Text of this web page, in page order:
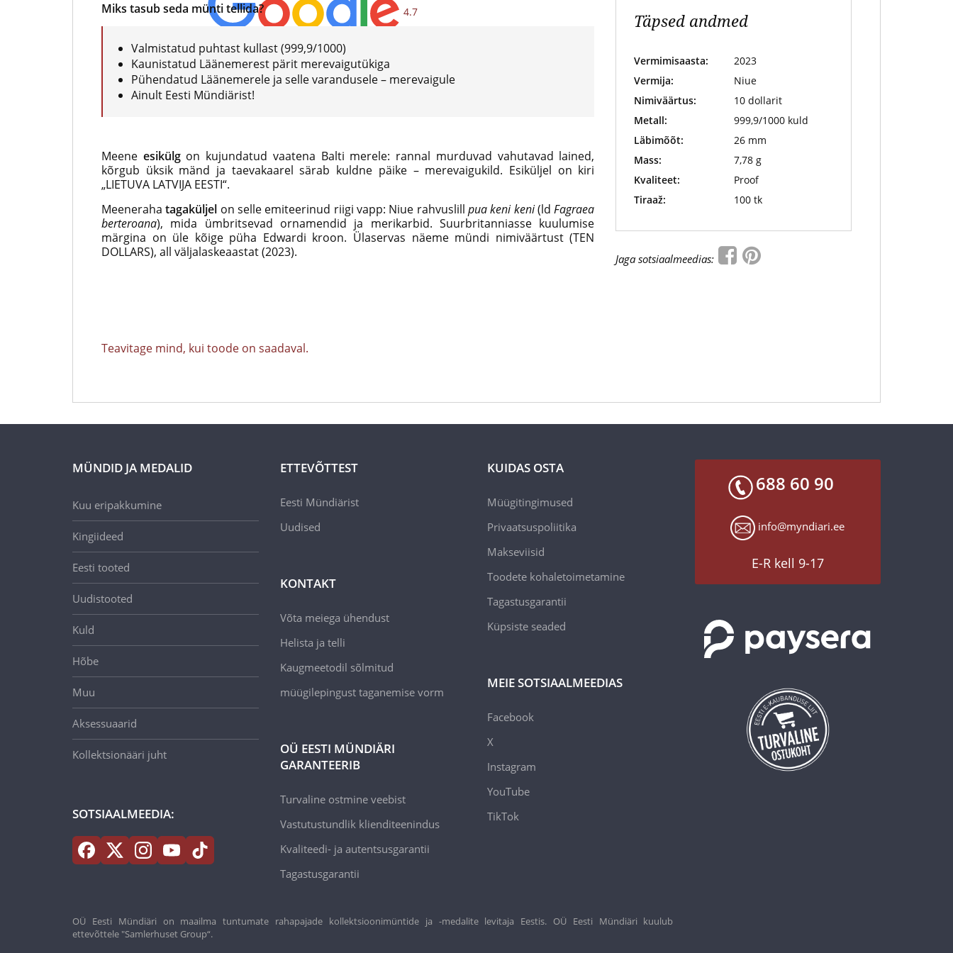
4.7
/ 5
Miks tasub seda münti tellida?
Valmistatud puhtast kullast (999,9/1000)
Kaunistatud Läänemerest pärit merevaigutükiga
Pühendatud Läänemerele ja selle varandusele – merevaigule
Ainult Eesti Mündiärist!
Meene esikülgon kujundatud vaatena Balti merele: rannal murduvad vahutavad lained,
kõrgub üksik mänd ja taevakaarel särab kuldne päike – merevaigukild. Esiküljel on kiri
„LIETUVA LATVIJA EESTI“.
Meenerahatagaküljel on selle emiteerinud riigi vapp: Niue rahvuslillpua keni keni(ldFagraea
berteroana), mida ümbritsevad ornamendid ja merikarbid. Suurbritanniasse kuulumise
märgina on üle kõige püha Edwardi kroon. Ülaservas näeme mündi nimiväärtust (TEN
DOLLARS), all väljalaskeaastat (2023).
Teavitage mind, kui toode on saadaval.
Täpsed andmed
Vermimisaasta:
2023
Vermija:
Niue
Nimiväärtus:
10 dollarit
Metall:
999,9/1000 kuld
Läbimõõt:
26 mm
Mass:
7,78 g
Kvaliteet:
Proof
Tiraaž:
100 tk
Jaga sotsiaalmeedias:
MÜNDID JA MEDALID
Kuu eripakkumine
Kingiideed
Eesti tooted
Uudistooted
Kuld
Hõbe
Muu
Aksessuaarid
Kollektsionääri juht
SOTSIAALMEEDIA:
ETTEVÕTTEST
Eesti Mündiärist
Uudised
KONTAKT
Võta meiega ühendust
Helista ja telli
Kaugmeetodil sõlmitud
müügilepingust taganemise vorm
OÜ EESTI MÜNDIÄRI
GARANTEERIB
Turvaline ostmine veebist
Vastutustundlik klienditeenindus
Kvaliteedi- ja autentsusgarantii
Tagastusgarantii
KUIDAS OSTA
Müügitingimused
Privaatsuspoliitika
Makseviisid
Toodete kohaletoimetamine
Tagastusgarantii
Küpsiste seaded
MEIE SOTSIAALMEEDIAS
Facebook
X
Instagram
YouTube
TikTok
688 60 90
info@myndiari.ee
E-R kell 9-17
OÜ Eesti Mündiäri on maailma tuntumate rahapajade kollektsioonimüntide ja -medalite levitaja Eestis. OÜ Eesti Mündiäri kuulub
ettevõttele "Samlerhuset Group“.